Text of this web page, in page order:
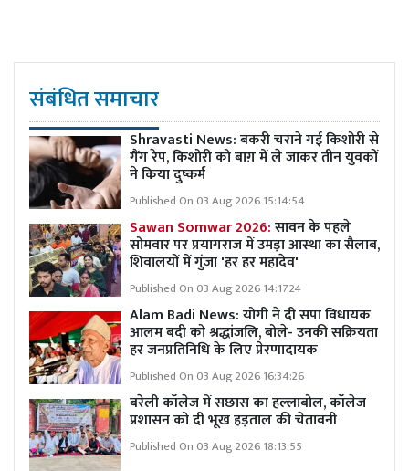
संबंधित समाचार
Shravasti News: बकरी चराने गई किशोरी से
गैंग रेप, किशोरी को बाग़ में ले जाकर तीन युवकों
ने किया दुष्कर्म
Published On 03 Aug 2026 15:14:54
Sawan Somwar 2026:सावन के पहले
सोमवार पर प्रयागराज में उमड़ा आस्था का सैलाब,
शिवालयों में गुंजा 'हर हर महादेव'
Published On 03 Aug 2026 14:17:24
Alam Badi News: योगी ने दी सपा विधायक
आलम बदी को श्रद्धांजलि, बोले- उनकी सक्रियता
हर जनप्रतिनिधि के लिए प्रेरणादायक
Published On 03 Aug 2026 16:34:26
बरेली कॉलेज में सछास का हल्लाबोल, कॉलेज
प्रशासन को दी भूख हड़ताल की चेतावनी
Published On 03 Aug 2026 18:13:55